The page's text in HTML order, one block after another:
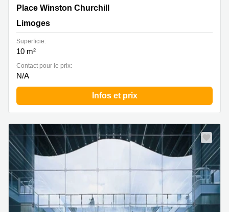
18 Place Winston Churchill, Limoges
Place Winston Churchill
Limoges
Superficie:
10 m²
Contact pour le prix:
N/A
Infos et prix